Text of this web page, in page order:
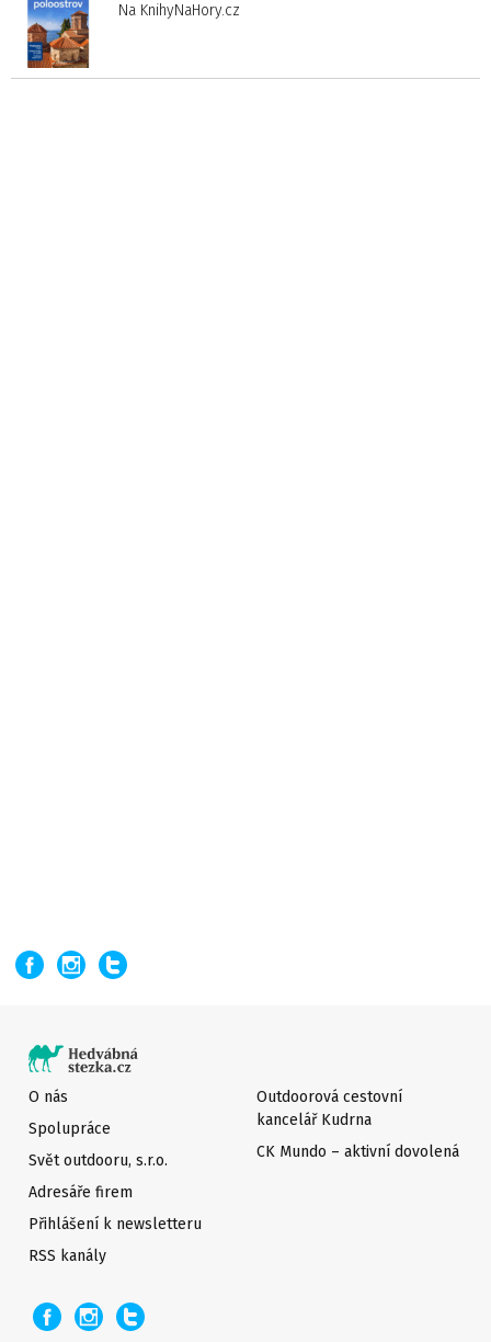
Na KnihyNaHory.cz
O nás
Spolupráce
Svět outdooru, s.r.o.
Adresáře firem
Přihlášení k newsletteru
Outdoorová cestovní
kancelář Kudrna
CK Mundo – aktivní dovolená
RSS kanály